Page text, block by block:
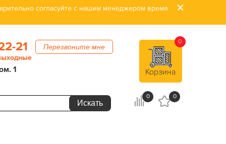
согласуйте с нашим менеджером время
21 Перезвоните мне
1 Корзина
0
0 0